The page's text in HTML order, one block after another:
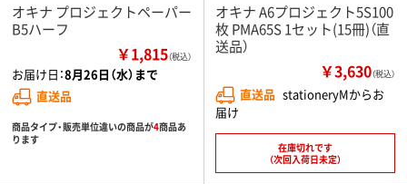
オキナ プロジェクトペーパー
B5ハーフ
￥1,815（税込）
お届け日：8月26日（水）まで
直送品
商品タイプ・販売単位違いの商品が4商品あ
ります
オキナ A6プロジェクト5S100
枚 PMA65S 1セット(15冊)（直
送品）
￥3,630（税込）
直送品 stationeryMからお
届け
在庫切れです
（次回入荷日未定）